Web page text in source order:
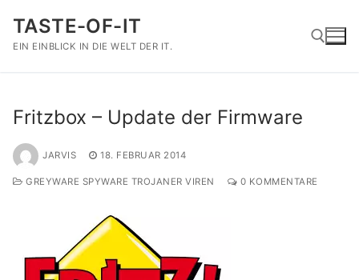
Inhalt
springen
TASTE-OF-IT
EIN EINBLICK IN DIE WELT DER IT.
Fritzbox – Update der Firmware
JARVIS 18. FEBRUAR 2014
GREYWARE SPYWARE TROJANER VIREN 0 KOMMENTARE